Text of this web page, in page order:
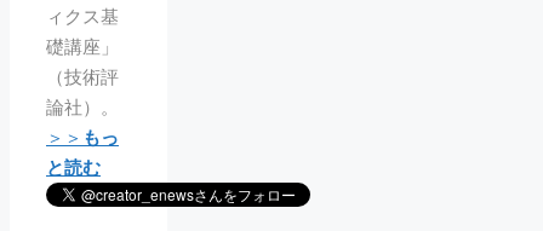
ィクス基
礎講座」
（技術評
論社）。
＞＞ もっ
と読む